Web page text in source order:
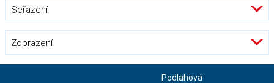
Seřazení
Zobrazení
Podlahová